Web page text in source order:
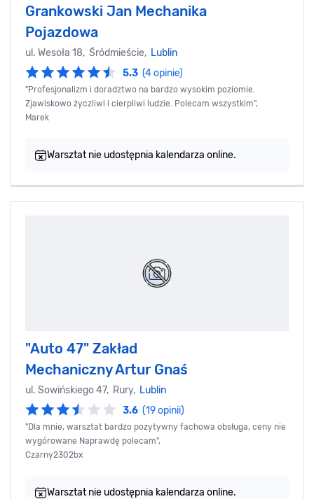
Grankowski Jan Mechanika
Pojazdowa
ul. Wesoła 18, Śródmieście, Lublin
5.3 (4 opinie)
"Profesjonalizm i doradztwo na bardzo wysokim poziomie.
Zjawiskowo życzliwi i cierpliwi ludzie. Polecam wszystkim",
Marek
Warsztat nie udostępnia kalendarza online.
"Auto 47" Zakład
Mechaniczny Artur Gnaś
ul. Sowińskiego 47, Rury, Lublin
3.6 (19 opinii)
"Dla mnie, warsztat bardzo pozytywny fachowa obsługa, ceny nie
wygórowane Naprawdę polecam",
Czarny2302bx
Warsztat nie udostępnia kalendarza online.